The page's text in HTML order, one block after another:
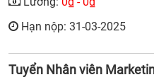
Hạn nộp: 31-03-2025
Tuyển Nhân viên